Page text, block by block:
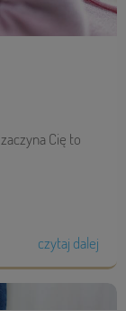
Cię to
czytaj dalej